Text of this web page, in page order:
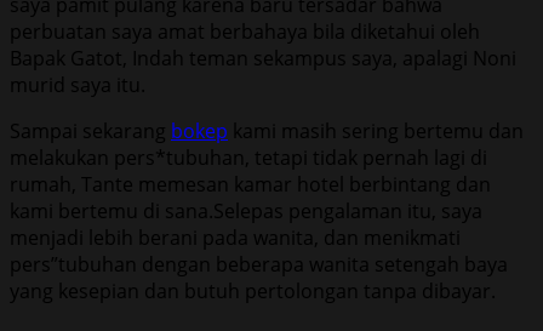
perbuatan saya amat berbahaya bila diketahui oleh
Bapak Gatot, Indah teman sekampus saya, apalagi Noni
murid saya itu.
Sampai sekarang bokep kami masih sering bertemu dan
melakukan pers*tubuhan, tetapi tidak pernah lagi di
rumah, Tante memesan kamar hotel berbintang dan
kami bertemu di sana.Selepas pengalaman itu, saya
menjadi lebih berani pada wanita, dan menikmati
pers”tubuhan dengan beberapa wanita setengah baya
yang kesepian dan butuh pertolongan tanpa dibayar.